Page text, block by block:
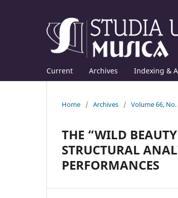
Current Archives Indexing &
Home / Archives / Volume 66, No.
THE “WILD
STRUCTURAL
PERFORMANCES